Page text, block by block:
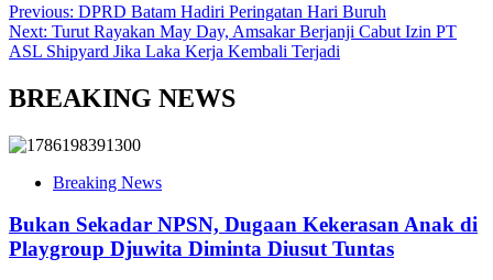
Previous: DPRD Batam Hadiri Peringatan Hari Buruh
Next: Turut Rayakan May Day, Amsakar Berjanji Cabut Izin PT
ASL Shipyard Jika Laka Kerja Kembali Terjadi
BREAKING NEWS
Breaking News
Bukan Sekadar NPSN, Dugaan Kekerasan Anak di
Playgroup Djuwita Diminta Diusut Tuntas